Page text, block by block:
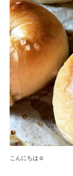
こんにちは☺︎